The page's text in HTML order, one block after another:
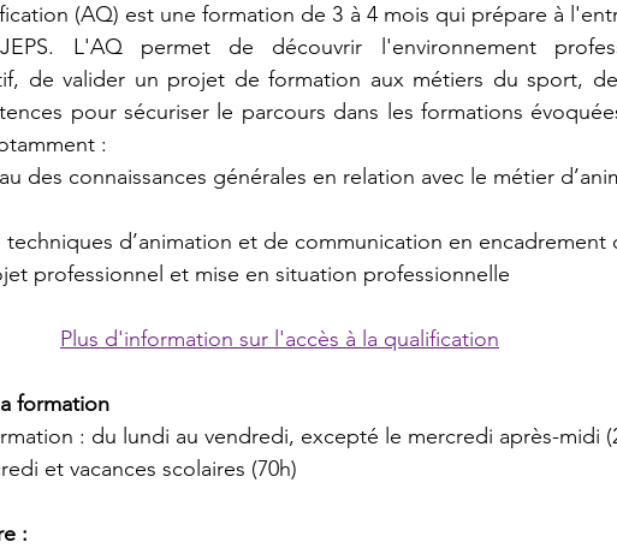
(AQ) est une formation de 3 à 4 mois qui prépare à
L'AQ permet de découvrir l'environnement
de valider un projet de formation aux métiers du sport,
pour sécuriser le parcours dans les formations
:
des connaissances générales en relation avec le métier
d’animation et de communication en encadrement
professionnel et mise en situation professionnelle
Plus d'information sur l'accès à la qualification
formation
: du lundi au vendredi, excepté le mercredi après-midi
et vacances scolaires (70h)
: